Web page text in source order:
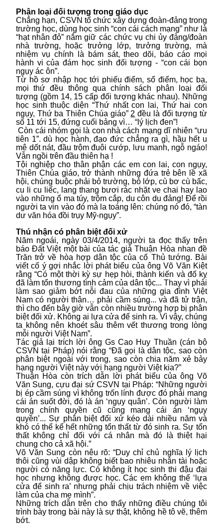
Phân loại đối tượng trong giáo dục
Chẳng hạn, CSVN tổ chức xây dựng đoàn-đảng trong
trường học, dùng học sinh “con cái cách mạng” như là
“hạt nhân đỏ” nắm giữ các chức vụ chi ủy đảng/đoàn
nhà trường, hoặc trưởng lớp, trưởng trường, mà
nhiệm vụ chính là bám sát, theo dõi, báo cáo mọi
hành vi của đám học sinh đối tượng - “con cái bọn
ngụy ác ôn”.
Từ hồ sơ nhập học tới phiếu điểm, sổ điểm, học bạ,
mọi thứ đều thông qua chính sách phân loại đối
tượng (gồm 14, 15 cấp đối tượng khác nhau). Những
học sinh thuộc diện “Thứ nhất con lai, Thứ hai con
ngụy, Thứ ba Thiên Chúa giáo” 2 đều là đối tượng từ
số 11 tới 15, đứng cuối bảng vì… “lý lịch đen”!
Còn cái nhóm gọi là con nhà cách mạng dĩ nhiên “ưu
tiên 1”. dù học hành, đạo đức chẳng ra gì, hầu hết u
mê dốt nát, đầu trộm đuôi cướp, lưu manh, ngỗ ngáo!
Vẫn ngồi trên đầu thiên hạ !
Tội nghiệp cho thân phận các em con lai, con ngụy,
Thiên Chúa giáo, trở thành những đứa trẻ bên lề xã
hội, chúng buộc phải bỏ trường, bỏ lớp, cù bơ cù bấc,
cu li cu liếc, lang thang bươi rác nhặt ve chai hay lao
vào những ổ ma túy, trộm cắp, du côn du đảng! Để rồi
người ta vin vào đó mà la toáng lên: chúng nó đó, “tàn
dư văn hóa đồi trụy Mỹ-ngụy”.
Thú nhận có phân biệt đối xử
Năm ngoái, ngày 03/4/2014, người ta đọc thấy trên
báo Đất Việt một bài của tác giả Thuận Hòa nhan đề
Trăn trở về hòa hợp dân tộc của cố Thủ tướng. Bài
viết cố ý gợi nhắc lời phát biểu của ông Võ Văn Kiệt
rằng “Có một thời kỳ sự hẹp hòi, thành kiến và đố kỵ
đã làm tổn thương tình cảm của dân tộc... Thay vì phải
làm sao giảm bớt nỗi đau của những gia đình Việt
Nam có người thân… phải cầm súng... và đã tử trận,
thì cho đến bây giờ vẫn còn nhiều trường hợp bị phân
biệt đối xử. Không ai lựa cửa để sinh ra. Vì vậy, chúng
ta không nên khoét sâu thêm vết thương trong lòng
mỗi người Việt Nam”.
Tác giả lại trích lời ông Gs Cao Huy Thuần (cán bộ
CSVN tại Pháp) nói rằng “Đã gọi là dân tộc, sao còn
phân biệt ngoài với trong, sao còn chia năm xẻ bảy
hạng người Việt này với hạng người Việt kia?”
Thuận Hòa còn trích dẫn lời phát biểu của ông Võ
Văn Sung, cựu đại sứ CSVN tại Pháp: “Những người
bị ép cầm súng vì không trốn lính được đó phải mang
cái án suốt đời, đó là án ‘ngụy quân’. Còn người làm
trong chính quyền cũ cũng mang cái án ‘ngụy
quyền’... Sự phân biệt đối xử kéo dài nhiều năm và
khó có thể kể hết những tổn thất từ đó sinh ra. Sự tổn
thất không chỉ đối với cá nhân mà đó là thiệt hại
chung cho cả xã hội.”
Võ Văn Sung còn nêu rõ: “Duy chỉ chủ nghĩa lý lịch
thôi cũng vùi dập không biết bao nhiêu nhân tài hoặc
người có năng lực. Có không ít học sinh thi đậu đại
học nhưng không được học. Các em không thể ‘lựa
cửa để sinh ra’ nhưng phải chịu trách nhiệm về việc
làm của cha mẹ mình”.
Những trích dẫn trên cho thấy những điều chúng tôi
trình bày trong bài này là sự thật, không hề tô vẽ, thêm
bớt.